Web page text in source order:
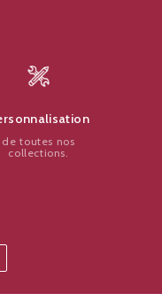
de toutes nos
collections.